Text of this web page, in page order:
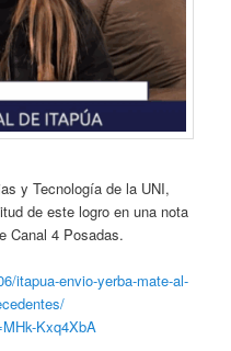
y Tecnología de la UNI,
de este logro en una nota
Canal 4 Posadas.
itapua-envio-yerba-mate-al-
Kxq4XbA